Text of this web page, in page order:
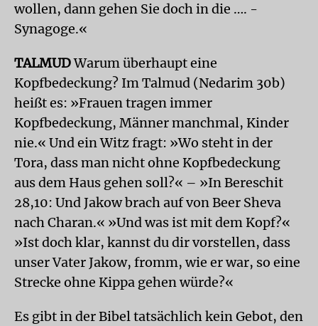
wollen, dann gehen Sie doch in die …. -
Synagoge.«
TALMUDWarum überhaupt eine
Kopfbedeckung? Im Talmud (Nedarim 30b)
heißt es: »Frauen tragen immer
Kopfbedeckung, Männer manchmal, Kinder
nie.« Und ein Witz fragt: »Wo steht in der
Tora, dass man nicht ohne Kopfbedeckung
aus dem Haus gehen soll?« – »In Bereschit
28,10: Und Jakow brach auf von Beer Sheva
nach Charan.« »Und was ist mit dem Kopf?«
»Ist doch klar, kannst du dir vorstellen, dass
unser Vater Jakow, fromm, wie er war, so eine
Strecke ohne Kippa gehen würde?«
Es gibt in der Bibel tatsächlich kein Gebot, den